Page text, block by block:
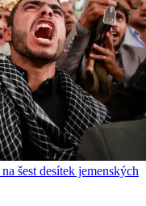
šest desítek jemenských